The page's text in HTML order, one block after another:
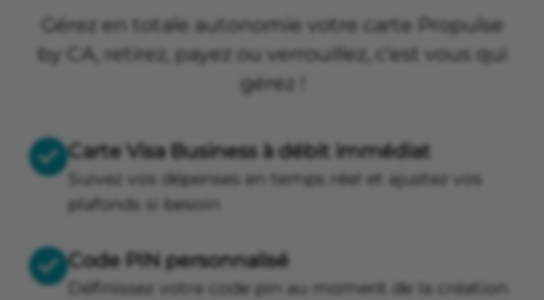
Gérez en totale autonomie votre carte Propulse
by CA, retirez, payez ou verrouillez, c’est vous qui
gérez !
Carte Visa Business à débit immédiat
Suivez vos dépenses en temps réel et ajustez vos
plafonds si besoin
Code PIN personnalisé
Définissez votre code pin au moment de la création